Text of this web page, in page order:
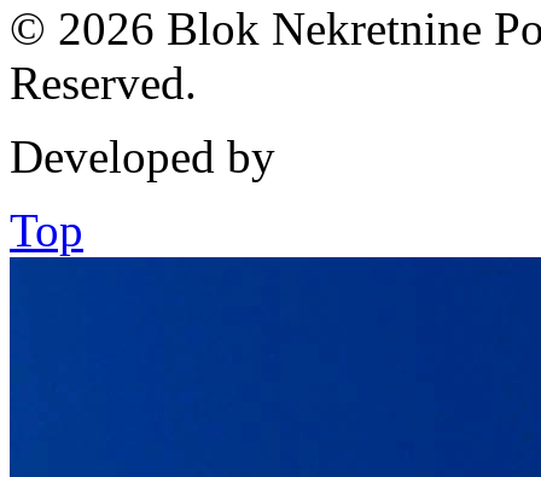
© 2026 Blok Nekretnine
Reserved.
Developed by
Top